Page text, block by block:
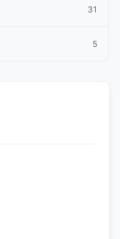
31
5